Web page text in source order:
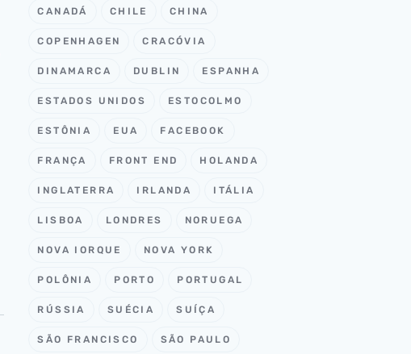
CANADÁ CHILE CHINA
COPENHAGEN CRACÓVIA
DINAMARCA DUBLIN ESPANHA
ESTADOS UNIDOS ESTOCOLMO
ESTÔNIA EUA FACEBOOK
FRANÇA FRONT END HOLANDA
INGLATERRA IRLANDA ITÁLIA
LISBOA LONDRES NORUEGA
NOVA IORQUE NOVA YORK
POLÔNIA PORTO PORTUGAL
RÚSSIA SUÉCIA SUÍÇA
SÃO FRANCISCO SÃO PAULO